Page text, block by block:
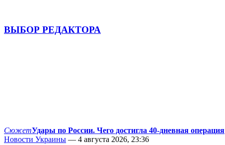
ВЫБОР РЕДАКТОРА
СюжетУдары по России. Чего достигла 40-дневная операция
Новости Украины — 4 августа 2026, 23:36